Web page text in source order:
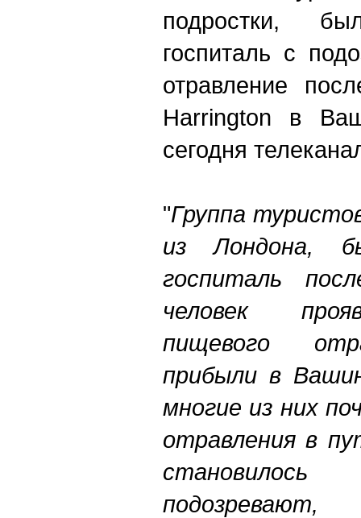
подростки,
госпиталь с
отравление
Harrington в
сегодня
"Группа
из Лондона,
госпиталь
человек
пищевого
прибыли в
многие из них
отравления в